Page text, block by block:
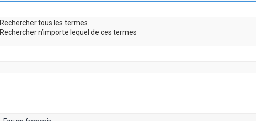
Rechercher tous les termes
Rechercher n’importe lequel de ces termes